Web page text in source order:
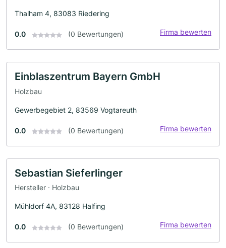
Thalham 4, 83083 Riedering
0.0 (0 Bewertungen) Firma bewerten
Einblaszentrum Bayern GmbH
Holzbau
Gewerbegebiet 2, 83569 Vogtareuth
0.0 (0 Bewertungen) Firma bewerten
Sebastian Sieferlinger
Hersteller · Holzbau
Mühldorf 4A, 83128 Halfing
0.0 (0 Bewertungen) Firma bewerten